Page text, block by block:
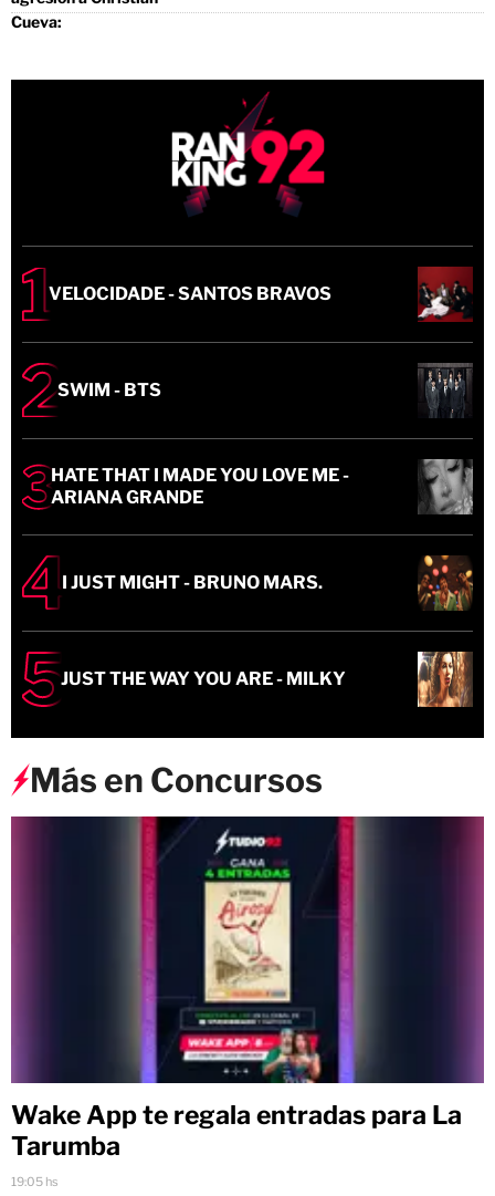
VELOCIDADE - SANTOS BRAVOS
SWIM - BTS
HATE THAT I MADE YOU LOVE ME -
ARIANA GRANDE
I JUST MIGHT - BRUNO MARS.
JUST THE WAY YOU ARE - MILKY
Más en Concursos
Wake App te regala entradas para La
Tarumba
19:05 hs